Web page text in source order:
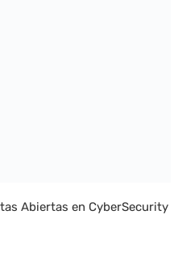
Abiertas en CyberSecurity